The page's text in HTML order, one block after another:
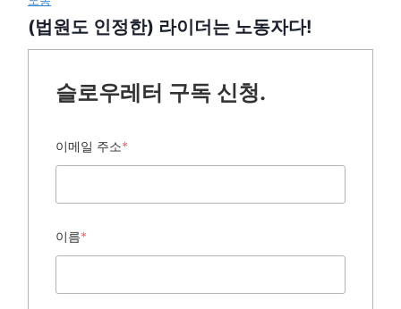
(법원도 인정한) 라이더는 노동자다!
슬로우레터 구독 신청.
이메일 주소*
이름*